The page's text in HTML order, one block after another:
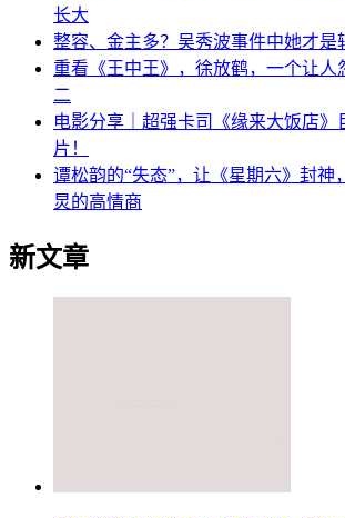
长大
整容、金主多？吴秀波事件中她才是
重看《王中王》，徐放鹤，一个让人
二
电影分享｜超强卡司《缘来大饭店》
片！
谭松韵的“失态”，让《星期六》封神
炅的高情商
新文章